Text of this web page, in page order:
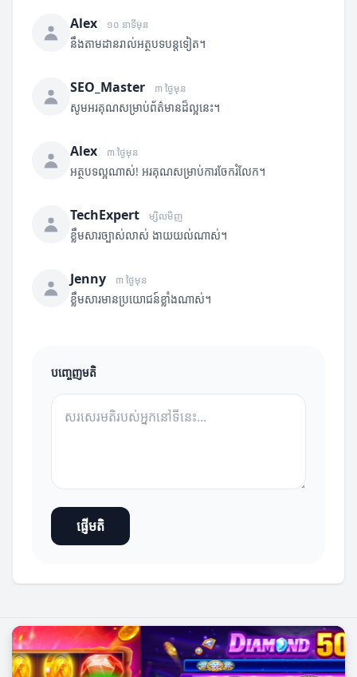
Alex ១០ នាទីមុន
នឹងតាមដានរាល់អត្ថបទបន្តទៀត។
SEO_Master ៣ ថ្ងៃមុន
សូមអរគុណសម្រាប់ព័ត៌មានដ៏ល្អនេះ។
Alex ៣ ថ្ងៃមុន
អត្ថបទល្អណាស់! អរគុណសម្រាប់ការចែករំលែក។
TechExpert ម្សិលមិញ
ខ្លឹមសារច្បាស់លាស់ ងាយយល់ណាស់។
Jenny ៣ ថ្ងៃមុន
ខ្លឹមសារមានប្រយោជន៍ខ្លាំងណាស់។
បញ្ចេញមតិ
ផ្ញើមតិ